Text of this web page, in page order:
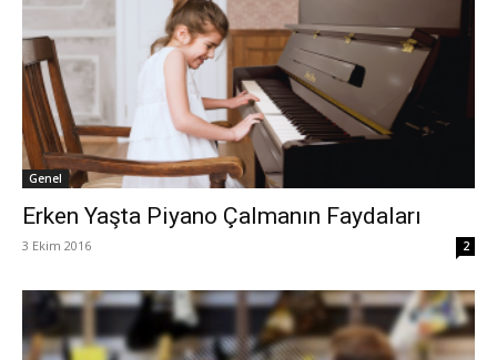
Genel
Erken Yaşta Piyano Çalmanın Faydaları
3 Ekim 2016 2